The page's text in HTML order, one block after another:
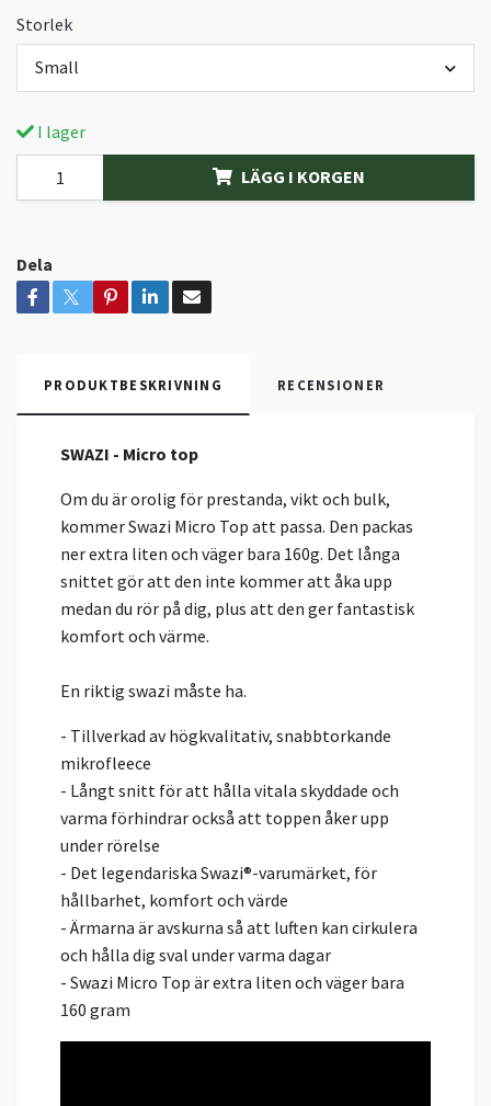
Storlek
Small
I lager
LÄGG I KORGEN
Dela
PRODUKTBESKRIVNING RECENSIONER
SWAZI - Micro top
Om du är orolig för prestanda, vikt och bulk,
kommer Swazi Micro Top att passa. Den packas
ner extra liten och väger bara 160g. Det långa
snittet gör att den inte kommer att åka upp
medan du rör på dig, plus att den ger fantastisk
komfort och värme.
En riktig swazi måste ha.
- Tillverkad av högkvalitativ, snabbtorkande
mikrofleece
- Långt snitt för att hålla vitala skyddade och
varma förhindrar också att toppen åker upp
under rörelse
- Det legendariska Swazi®-varumärket, för
hållbarhet, komfort och värde
- Ärmarna är avskurna så att luften kan cirkulera
och hålla dig sval under varma dagar
- Swazi Micro Top är extra liten och väger bara
160 gram